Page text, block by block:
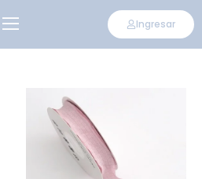
Ingresar